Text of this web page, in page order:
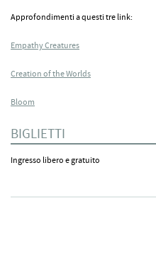
Approfondimenti a questi tre link:
Empathy Creatures
Creation of the Worlds
Bloom
BIGLIETTI
Ingresso libero e gratuito